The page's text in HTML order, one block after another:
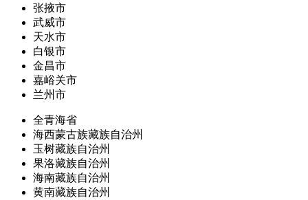
张掖市
武威市
天水市
白银市
金昌市
嘉峪关市
兰州市
全青海省
海西蒙古族藏族自治州
玉树藏族自治州
果洛藏族自治州
海南藏族自治州
黄南藏族自治州